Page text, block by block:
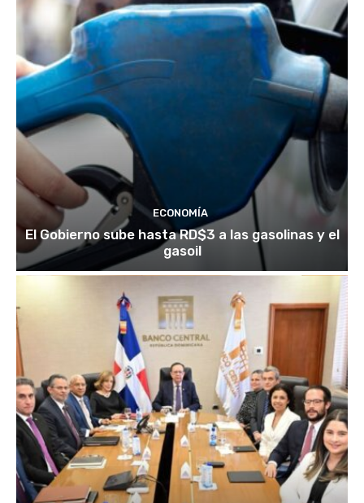
ECONOMÍA
El Gobierno sube hasta RD$3 a las gasolinas y el
gasoil